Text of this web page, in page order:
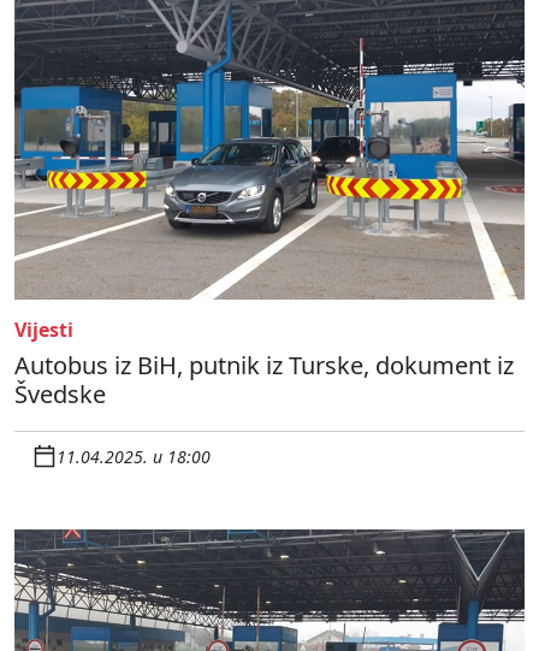
Vijesti
Autobus iz BiH, putnik iz Turske, dokument iz
Švedske
11.04.2025. u 18:00